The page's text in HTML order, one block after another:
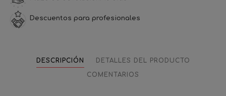
Descuentos para profesionales
DESCRIPCIÓN
DETALLES DEL PRODUCTO
COMENTARIOS